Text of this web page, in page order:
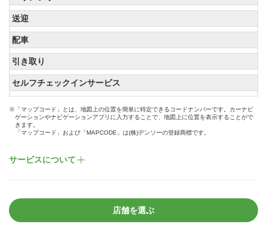
送迎
配車
引き取り
セルフチェックインサービス
※「マップコード」とは、地図上の位置を簡単に特定できるコードナンバーです。カーナビ
ゲーションやナビゲーションアプリに入力することで、地図上に位置を表示することがで
きます。
「マップコード」および「MAPCODE」は(株)デンソーの登録商標です。
サービスについて
店舗を選ぶ